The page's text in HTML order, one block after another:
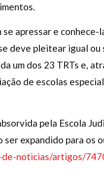
apressar e conhece-
deve pleitear igual ou
um dos 23 TRTs e,
de escolas
pela Escola
expandido para os
noticias/artigos/